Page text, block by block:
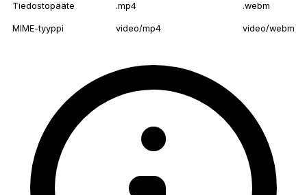
Tiedostopääte .mp4 .webm
MIME-tyyppi video/mp4 video/webm